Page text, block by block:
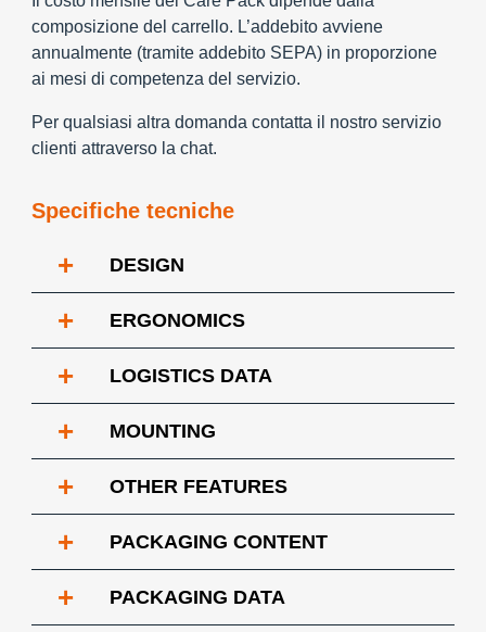
composizione del carrello. L’addebito avviene
annualmente (tramite addebito SEPA) in proporzione
ai mesi di competenza del servizio.
Per qualsiasi altra domanda contatta il nostro servizio
clienti attraverso la chat.
Specifiche tecniche
+ DESIGN
+ ERGONOMICS
+ LOGISTICS DATA
+ MOUNTING
+ OTHER FEATURES
+ PACKAGING CONTENT
+ PACKAGING DATA